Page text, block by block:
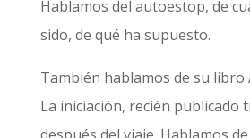
Hablamos del autoestop, de
sido, de qué ha supuesto.
También hablamos de su libro
La iniciación, recién publicado